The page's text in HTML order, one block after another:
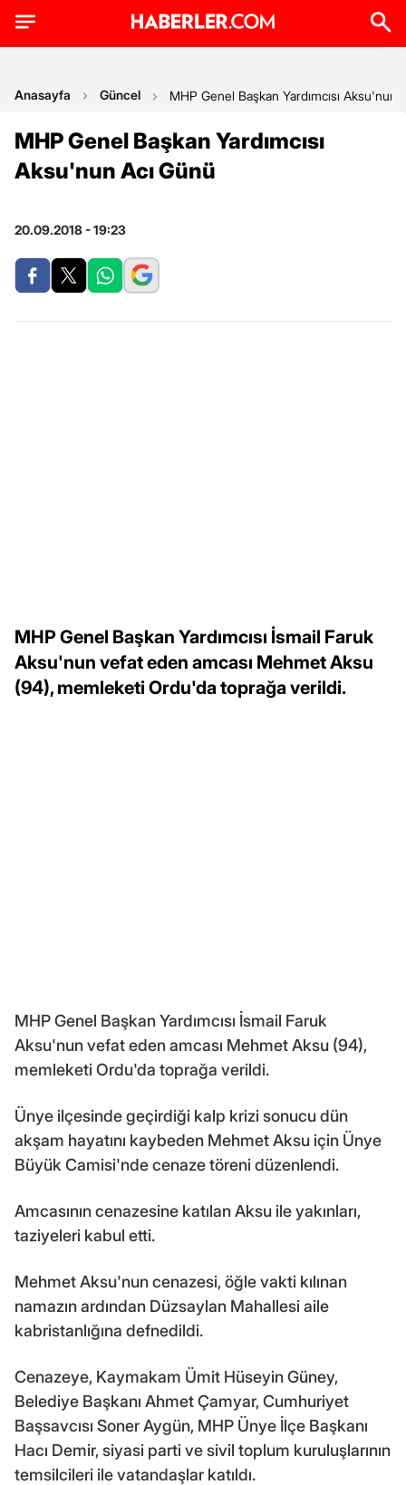
Anasayfa Güncel MHP Genel Başkan Yardımcısı Aksu'nun
MHP Genel Başkan Yardımcısı
Aksu'nun Acı Günü
20.09.2018 - 19:23
MHP Genel Başkan Yardımcısı İsmail Faruk
Aksu'nun vefat eden amcası Mehmet Aksu
(94), memleketi Ordu'da toprağa verildi.
MHP Genel Başkan Yardımcısı İsmail Faruk
Aksu'nun vefat eden amcası Mehmet Aksu (94),
memleketi Ordu'da toprağa verildi.
Ünye ilçesinde geçirdiği kalp krizi sonucu dün
akşam hayatını kaybeden Mehmet Aksu için Ünye
Büyük Camisi'nde cenaze töreni düzenlendi.
Amcasının cenazesine katılan Aksu ile yakınları,
taziyeleri kabul etti.
Mehmet Aksu'nun cenazesi, öğle vakti kılınan
namazın ardından Düzsaylan Mahallesi aile
kabristanlığına defnedildi.
Cenazeye, Kaymakam Ümit Hüseyin Güney,
Belediye Başkanı Ahmet Çamyar, Cumhuriyet
Başsavcısı Soner Aygün, MHP Ünye İlçe Başkanı
Hacı Demir, siyasi parti ve sivil toplum kuruluşlarının
temsilcileri ile vatandaşlar katıldı.